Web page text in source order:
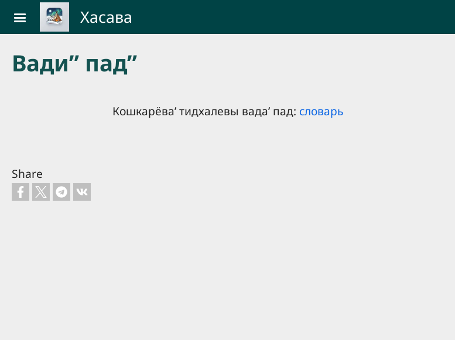
Skip to main contentХасава
Вади” пад”
Кошкарёваʼ тидхалевы вадаʼ пад: словарь
Share